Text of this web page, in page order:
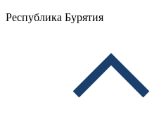
Республика Бурятия